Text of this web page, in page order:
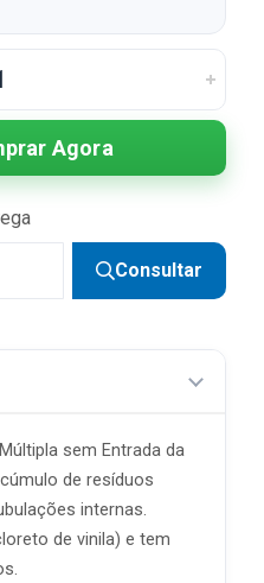
Agora
Consultar
sem Entrada da
de resíduos
internas.
de vinila) e tem